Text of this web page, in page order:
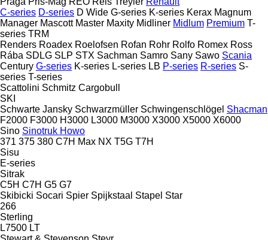
C-series D-series D Wide G-series K-series Kerax Magnum
Manager Mascott Master Maxity Midliner Midlum Premium T-
series TRM
Renders Roadex Roelofsen Rofan Rohr Rolfo Romex Ross
Rába SDLG SLP STX Sachman Samro Sany Sawo Scania
Century G-series K-series L-series LB P-series R-series S-
series T-series
Scattolini Schmitz Cargobull
SKI
Schwarte Jansky Schwarzmüller Schwingenschlögel Shacman
F2000 F3000 H3000 L3000 M3000 X3000 X5000 X6000
Sino Sinotruk Howo
371 375 380 C7H Max NX T5G T7H
Sisu
E-series
Sitrak
C5H C7H G5 G7
Skibicki Socari Spier Spijkstaal Stapel Star
266
Sterling
L7500 LT